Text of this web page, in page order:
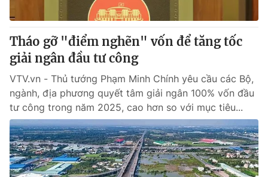
VTV4 Vươn mình bằng AI
VTV9
Liên hệ tòa soạn English
THỜI BÁO VTV
Tháo gỡ "điểm nghẽn" vốn để tăng tốc
giải ngân đầu tư công
VTV.vn - Thủ tướng Phạm Minh Chính yêu cầu các Bộ,
ngành, địa phương quyết tâm giải ngân 100% vốn đầu
tư công trong năm 2025, cao hơn so với mục tiêu...